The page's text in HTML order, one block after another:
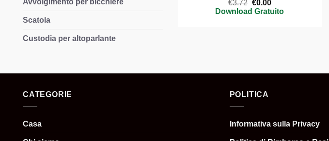
Avvolgimento per bicchiere
Scatola
Custodia per altoparlante
€3.72 Il
prezzo
€0.00Il
prezzo
Download Gratuito
CATEGORIE
Casa
POLITICA
Informativa sulla Privacy